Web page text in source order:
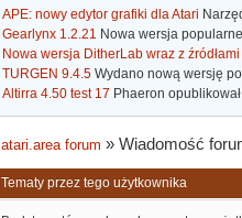
APE: nowy edytor grafiki dla Atari
Gearlynx 1.2.21 Nowa wersja
Nowa wersja DitherLab wraz z źródłami
TURGEN 9.4.5 Wydano nową wersję
Altirra 4.50 test 17 Phaeron
atari.area forum »Wiadomość
Tematy przez tego użytkownika